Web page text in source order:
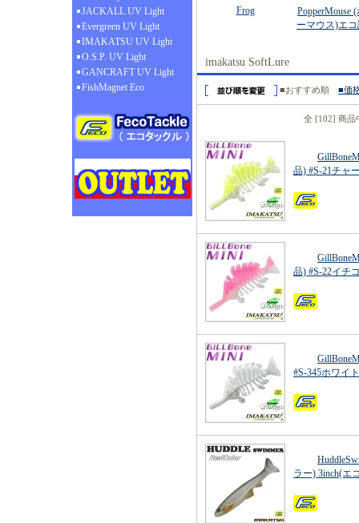
JACKALL UV Light
Evergreen UV Light
IMAKATSU UV Light
O.S.P. UV Light
GANCRAFT UV Light
FishMagnet Eco
Frog
PopperMouse
ーマウス)エ
imakatsu SoftLure
■おすすめ順 ■価
全 [102] 商品
品) #S-21チャ
品) #S-22イチ
#S-345ホワイ
ラー) 3inch(エ